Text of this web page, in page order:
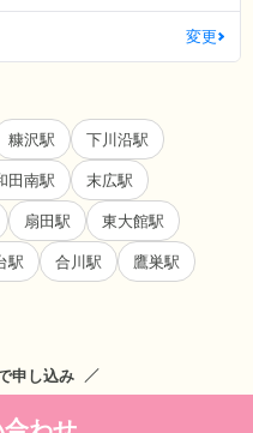
変更
糠沢駅 下川沿駅
田南駅 末広駅
扇田駅 東大館駅
駅 合川駅 鷹巣駅
申し込み